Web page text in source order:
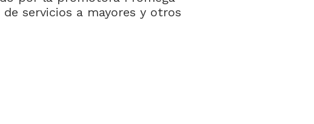
servicios a mayores y otros